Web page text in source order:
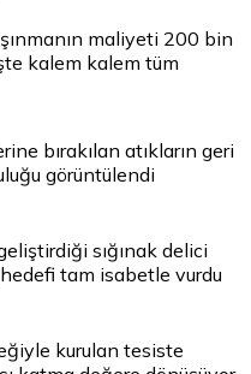
maliyeti 200 bin
kalem kalem tüm
bırakılan atıkların geri
görüntülendi
sığınak delici
tam isabetle vurdu
kurulan tesiste